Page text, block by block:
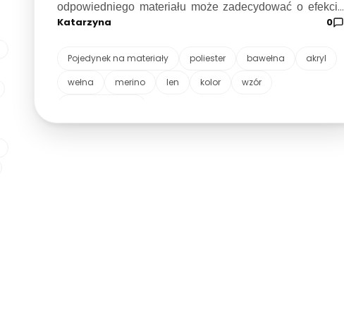
odpowiedniego materiału może zadecydować o efekcie
końcowym oraz o tym, jak komfortowo będzie się nosić
się różnym rodzajom włóczek, ich właściwościom i
zastosowaniom, aby pomóc Ci w podjęciu najlepszej
Katarzyna 0
Pojedynek na materiały poliester bawełna
akryl
wełna
merino len kolor
wzór